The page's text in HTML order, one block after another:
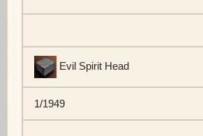
Evil Spirit Head
1/1949